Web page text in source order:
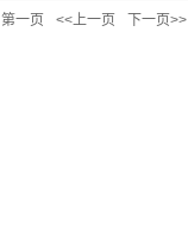
第一页 <<上一页 下一页>>